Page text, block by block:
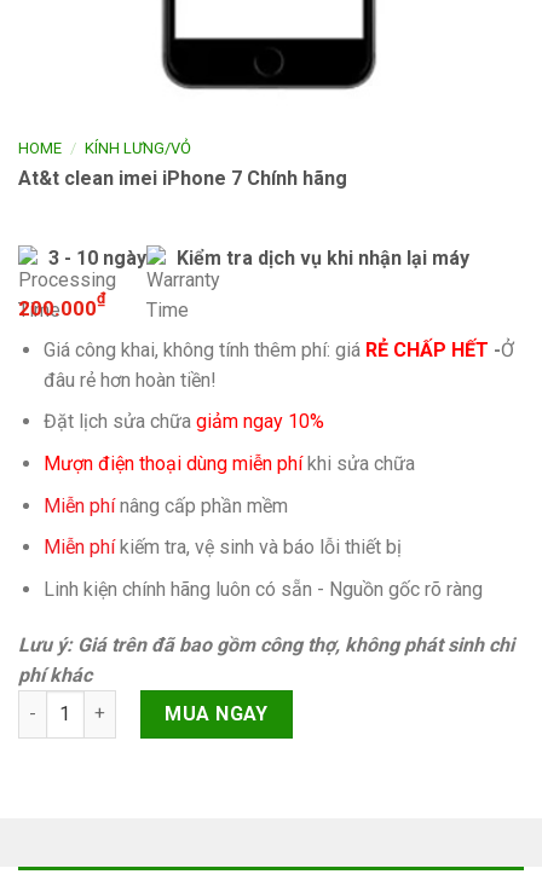
HOME / KÍNH LƯNG/VỎ
At&t clean imei iPhone 7 Chính hãng
3 - 10 ngày Kiểm tra dịch vụ khi nhận lại máy
200.000₫
Giá công khai, không tính thêm phí: giá RẺ CHẤP HẾT -Ở
đâu rẻ hơn hoàn tiền!
Đặt lịch sửa chữa giảm ngay 10%
Mượn điện thoại dùng miễn phíkhi sửa chữa
Miễn phínâng cấp phần mềm
Miễn phíkiếm tra, vệ sinh và báo lỗi thiết bị
Linh kiện chính hãng luôn có sẵn - Nguồn gốc rõ ràng
Lưu ý: Giá trên đã bao gồm công thợ, không phát sinh chi
phí khác
At&t clean imei iPhone 7 Chính hãng quantity
MUA NGAY